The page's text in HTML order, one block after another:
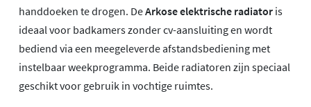
handdoeken te drogen. DeArkose elektrische radiator is
ideaal voor badkamers zonder cv-aansluiting en wordt
bediend via een meegeleverde afstandsbediening met
instelbaar weekprogramma. Beide radiatoren zijn speciaal
geschikt voor gebruik in vochtige ruimtes.